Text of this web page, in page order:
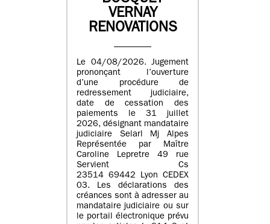
VERNAY
RENOVATIONS
Le 04/08/2026. Jugement
prononçant l’ouverture
d’une procédure de
redressement judiciaire,
date de cessation des
paiements le 31 juillet
2026, désignant mandataire
judiciaire Selarl Mj Alpes
Représentée par Maître
Caroline Lepretre 49 rue
Servient Cs
23514 69442 Lyon CEDEX
03. Les déclarations des
créances sont à adresser au
mandataire judiciaire ou sur
le portail électronique prévu